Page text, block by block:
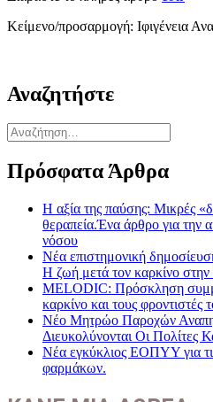
Κείμενο/προσαρμογή: Ιφιγένεια
Αναζητήστε
Αναζήτηση
για:
Πρόσφατα Άρθρα
Η αξία της παύσης: Μικρές
θεραπεία.Ένα άρθρο για την
νόσου
Νέα επιστημονική
Η ζωή μετά τον καρκίνο
MELODIC: Πρόσκληση
καρκίνο και τους φροντιστές
Νέο Μητρώο Παροχών
Διευκολύνονται Οι Πολίτες
Νέα εγκύκλιος ΕΟΠΥΥ για
φαρμάκων.